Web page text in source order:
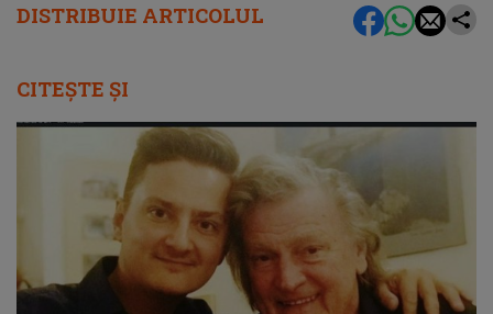
DISTRIBUIE ARTICOLUL
CITEȘTE ȘI